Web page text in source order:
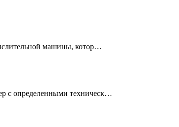
машины, котор…
с определенными техническ…